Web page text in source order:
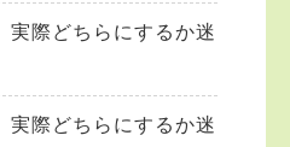
際どちらにするか迷
際どちらにするか迷